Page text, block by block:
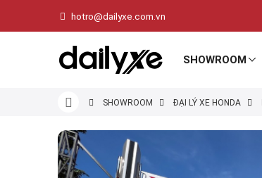
hotro@dailyxe.com.vn
SHOWROOM
SHOWROOM ĐẠI LÝ XE HONDA